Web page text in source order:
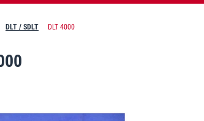
DLT / SDLT DLT 4000